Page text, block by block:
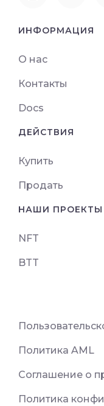
ИНФОРМАЦИЯ
О нас
Контакты
Docs
ДЕЙСТВИЯ
Купить
Продать
НАШИ ПРОЕКТЫ
NFT
BTT
Политика AML
Соглашение о
Политика